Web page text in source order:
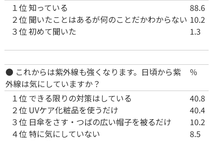
１位
２位
３位
知っている
聞いたことはあるが何のことだかわからない
初めて聞いた
88.6
10.2
1.3
● これからは紫外線も強くなります。日頃から紫
外線は気にしていますか？
％
１位
２位
３位
４位
できる限りの対策はしている
UVケア化粧品を使うだけ
日傘をさす・つばの広い帽子を被るだけ
特に気にしていない
40.8
40.4
10.2
8.5